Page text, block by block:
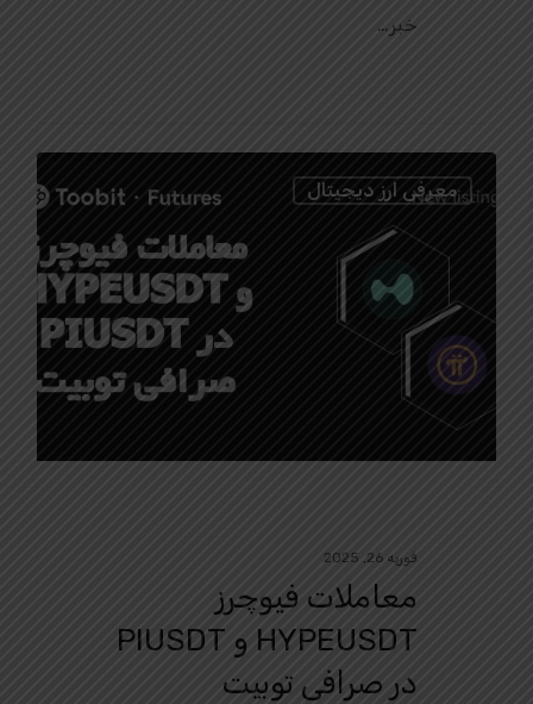
خبر…
معرفی ارز دیجیتال
فوریه 26, 2025
معاملات فیوچرز
HYPEUSDT و PIUSDT
در صرافی توبیت